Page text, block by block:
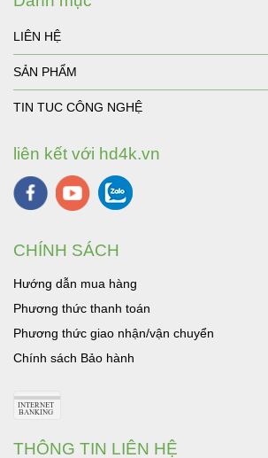
LIÊN HỆ
SẢN PHẨM
TIN TUC CÔNG NGHỆ
liên kết với hd4k.vn
CHÍNH SÁCH
Hướng dẫn mua hàng
Phương thức thanh toán
Phương thức giao nhận/vận chuyển
Chính sách Bảo hành
THÔNG TIN LIÊN HỆ